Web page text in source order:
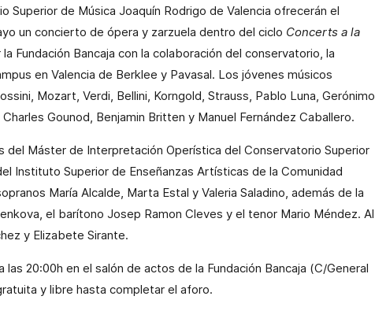
Superior de Música Joaquín Rodrigo de Valencia ofrecerán el
un concierto de ópera y zarzuela dentro del ciclo Concerts a la
Fundación Bancaja con la colaboración del conservatorio, la
en Valencia de Berklee y Pavasal. Los jóvenes músicos
Mozart, Verdi, Bellini, Korngold, Strauss, Pablo Luna, Gerónimo
Gounod, Benjamin Britten y Manuel Fernández Caballero.
del Máster de Interpretación Operística del Conservatorio Superior
Instituto Superior de Enseñanzas Artísticas de la Comunidad
María Alcalde, Marta Estal y Valeria Saladino, además de la
el barítono Josep Ramon Cleves y el tenor Mario Méndez. Al
y Elizabete Sirante.
las 20:00h en el salón de actos de la Fundación Bancaja (C/General
y libre hasta completar el aforo.